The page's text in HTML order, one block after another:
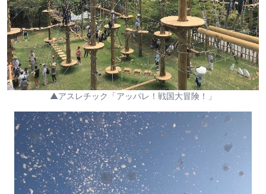
▲アスレチック「アッパレ！戦国大冒険！」